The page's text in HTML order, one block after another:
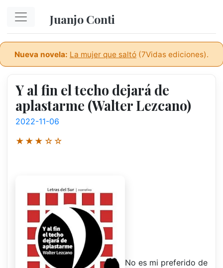
Juanjo Conti
Nueva novela: La mujer que saltó (7Vidas ediciones).
Y al fin el techo dejará de
aplastarme (Walter Lezcano)
2022-11-06
★★★☆☆
No es mi preferido de